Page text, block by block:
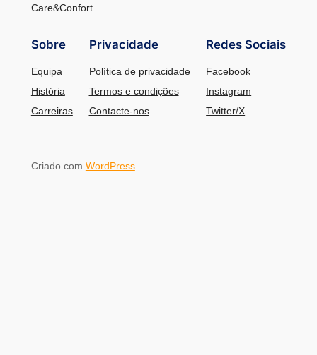
Care&Confort
Sobre
Equipa
História
Carreiras
Privacidade
Política de privacidade
Termos e condições
Contacte-nos
Redes Sociais
Facebook
Instagram
Twitter/X
Criado com WordPress